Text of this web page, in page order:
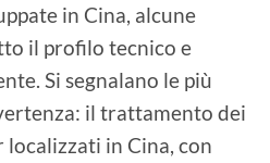
in Cina, alcune
il profilo tecnico e
Si segnalano le più
il trattamento dei
in Cina, con